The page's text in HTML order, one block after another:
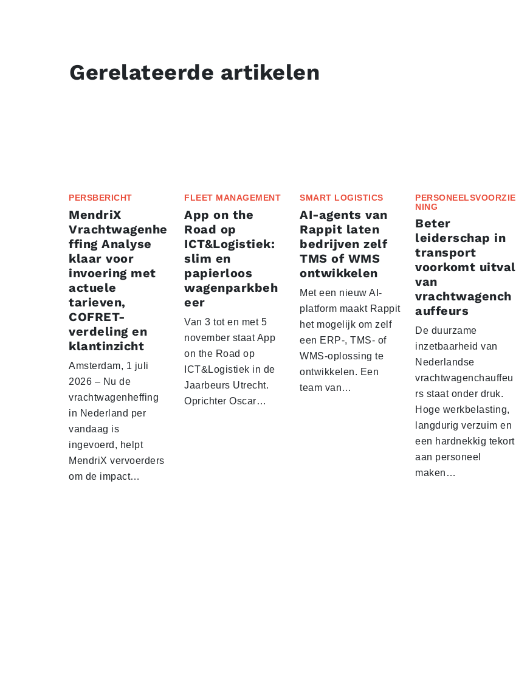
Gerelateerde artikelen
PERSBERICHT
MendriX
Vrachtwagenhe
ffing Analyse
klaar voor
invoering met
actuele
tarieven,
COFRET-
verdeling en
klantinzicht
Amsterdam, 1 juli
2026 – Nu de
vrachtwagenheffing
in Nederland per
vandaag is
ingevoerd, helpt
MendriX vervoerders
om de impact…
FLEET MANAGEMENT
App on the
Road op
ICT&Logistiek:
slim en
papierloos
wagenparkbeh
eer
Van 3 tot en met 5
november staat App
on the Road op
ICT&Logistiek in de
Jaarbeurs Utrecht.
Oprichter Oscar…
SMART LOGISTICS
AI-agents van
Rappit laten
bedrijven zelf
TMS of WMS
ontwikkelen
Met een nieuw AI-
platform maakt Rappit
het mogelijk om zelf
een ERP-, TMS- of
WMS-oplossing te
ontwikkelen. Een
team van…
PERSONEELSVOORZIE
NING
Beter
leiderschap in
transport
voorkomt uitval
van
vrachtwagench
auffeurs
De duurzame
inzetbaarheid van
Nederlandse
vrachtwagenchauffeu
rs staat onder druk.
Hoge werkbelasting,
langdurig verzuim en
een hardnekkig tekort
aan personeel
maken…